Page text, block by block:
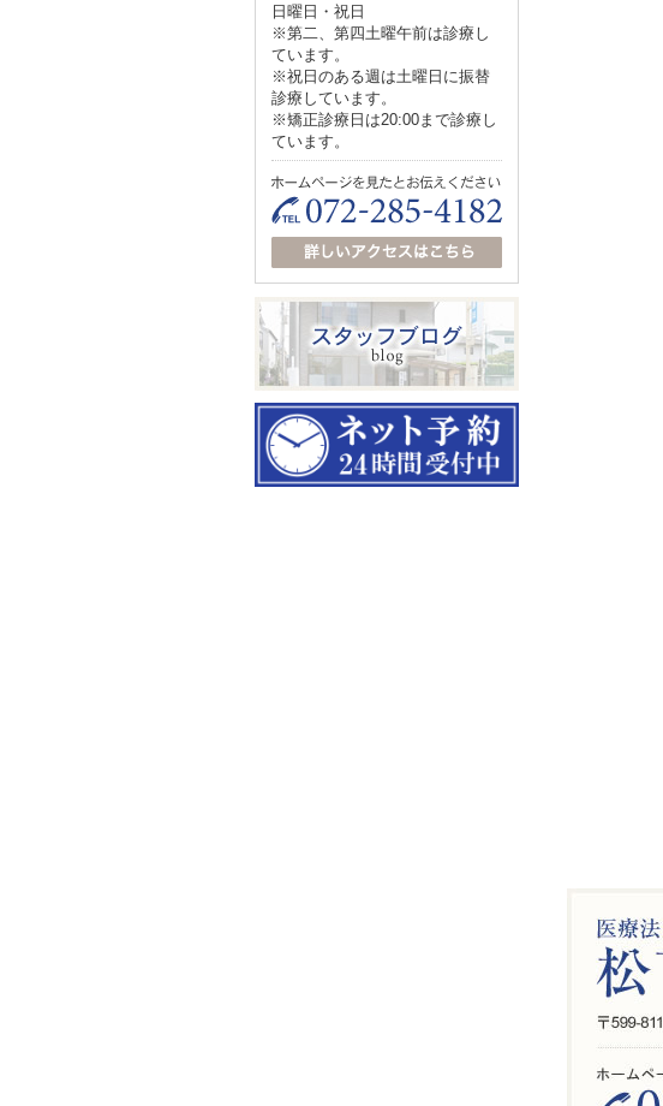
日曜日・祝日
※第二、第四土曜午前は診療し
ています。
※祝日のある週は土曜日に振替
診療しています。
※矯正診療日は20:00まで診療し
ています。